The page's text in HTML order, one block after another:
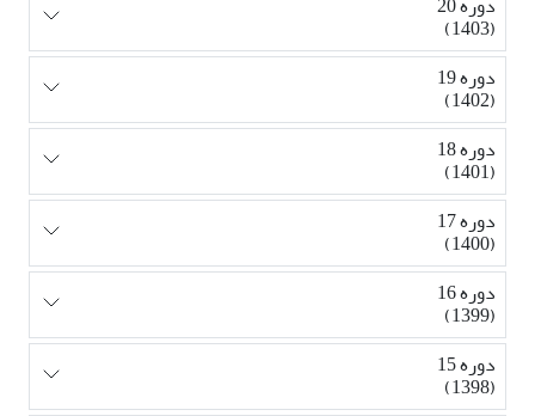
(1403)
دوره 19
(1402)
دوره 18
(1401)
دوره 17
(1400)
دوره 16
(1399)
دوره 15
(1398)